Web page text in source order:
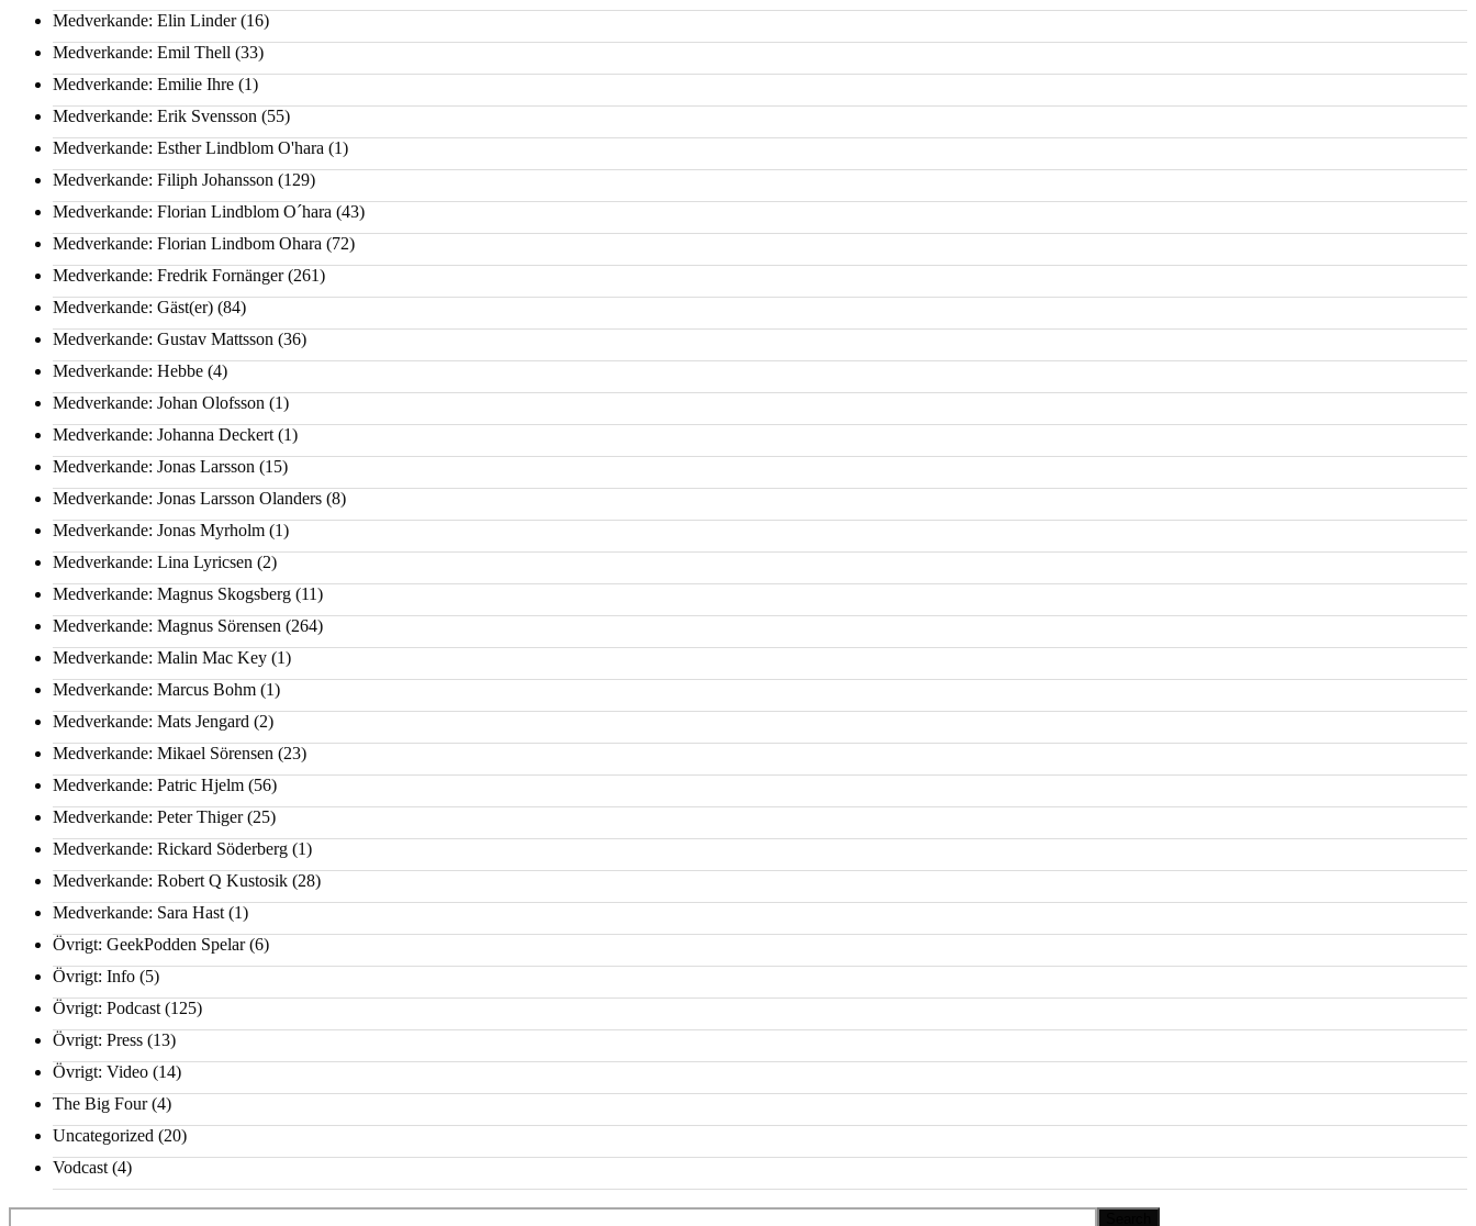
Medverkande: Elin Linder(16)
Medverkande: Emil Thell (33)
Medverkande: Emilie Ihre (1)
Medverkande: Erik Svensson (55)
Medverkande: Esther Lindblom O'hara (1)
Medverkande: Filiph Johansson (129)
Medverkande: Florian Lindblom O´hara (43)
Medverkande: Florian Lindbom Ohara (72)
Medverkande: Fredrik Fornänger(261)
Medverkande: Gäst(er) (84)
Medverkande: Gustav Mattsson (36)
Medverkande: Hebbe (4)
Medverkande: Johan Olofsson (1)
Medverkande: Johanna Deckert (1)
Medverkande: Jonas Larsson (15)
Medverkande: Jonas Larsson Olanders (8)
Medverkande: Jonas Myrholm (1)
Medverkande: Lina Lyricsen (2)
Medverkande: Magnus Skogsberg (11)
Medverkande: Magnus Sörensen (264)
Medverkande: Malin Mac Key (1)
Medverkande: Marcus Bohm (1)
Medverkande: Mats Jengard (2)
Medverkande: Mikael Sörensen (23)
Medverkande: Patric Hjelm (56)
Medverkande: Peter Thiger(25)
Medverkande: Rickard Söderberg (1)
Medverkande: Robert Q Kustosik (28)
Medverkande: Sara Hast (1)
Övrigt: GeekPodden Spelar(6)
Övrigt: Info (5)
Övrigt: Podcast (125)
Övrigt: Press (13)
Övrigt: Video (14)
The Big Four(4)
Uncategorized (20)
Vodcast (4)